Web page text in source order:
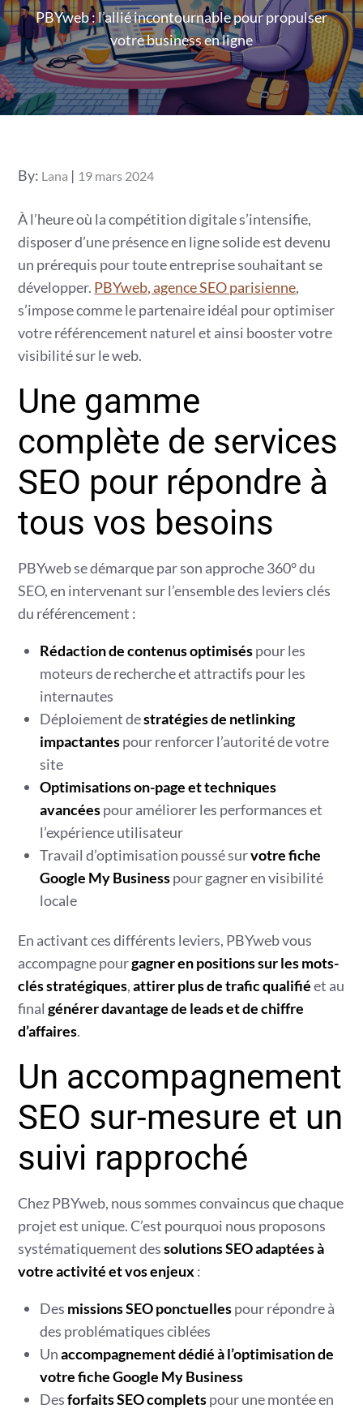
PBYweb : l’allié incontournable pour propulser
votre business en ligne
By: Lana
Posted
19 mars 2024
À l’heure où la compétition digitale s’intensifie,
disposer d’une présence en ligne solide est devenu
un prérequis pour toute entreprise souhaitant se
développer. PBYweb, agence SEO parisienne,
s’impose comme le partenaire idéal pour optimiser
votre référencement naturel et ainsi booster votre
visibilité sur le web.
Une gamme
complète de services
SEO pour répondre à
tous vos besoins
PBYweb se démarque par son approche 360° du
SEO, en intervenant sur l’ensemble des leviers clés
du référencement :
Rédaction de contenus optimiséspour les
moteurs de recherche et attractifs pour les
internautes
Déploiement destratégies de netlinking
impactantespour renforcer l’autorité de votre
site
Optimisations on-page et techniques
avancéespour améliorer les performances et
l’expérience utilisateur
Travail d’optimisation poussé survotre fiche
Google My Businesspour gagner en visibilité
locale
En activant ces différents leviers, PBYweb vous
accompagne pourgagner en positions sur les mots-
clés stratégiques,attirer plus de trafic qualifiéet au
finalgénérer davantage de leads et de chiffre
d’affaires.
Un accompagnement
SEO sur-mesure et un
suivi rapproché
Chez PBYweb, nous sommes convaincus que chaque
projet est unique. C’est pourquoi nous proposons
systématiquement dessolutions SEO adaptées à
votre activité et vos enjeux:
Des missions SEO ponctuellespour répondre à
des problématiques ciblées
Unaccompagnement dédié à l’optimisation de
votre fiche Google My Business
Desforfaits SEO completspour une montée en